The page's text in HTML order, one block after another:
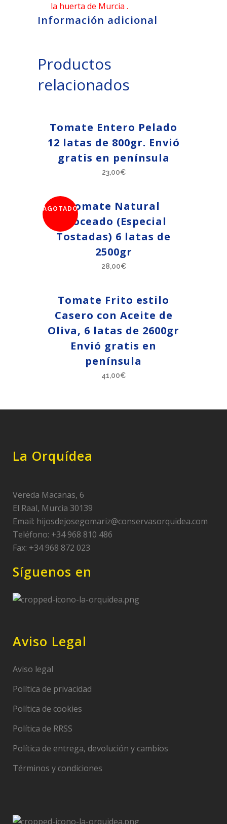
la huerta de Murcia .
Información adicional
Productos
relacionados
Tomate Entero Pelado
12 latas de 800gr. Envió
gratis en península
23,00€
AGOTADOTomate Natural
Troceado (Especial
Tostadas) 6 latas de
2500gr
28,00€
Tomate Frito estilo
Casero con Aceite de
Oliva, 6 latas de 2600gr
Envió gratis en
península
41,00€
La Orquídea
Vereda Macanas, 6
El Raal, Murcia 30139
Email: hijosdejosegomariz@conservasorquidea.com
Teléfono: +34 968 810 486
Fax: +34 968 872 023
Síguenos en
Aviso Legal
Aviso legal
Política de privacidad
Política de cookies
Política de RRSS
Política de entrega, devolución y cambios
Términos y condiciones